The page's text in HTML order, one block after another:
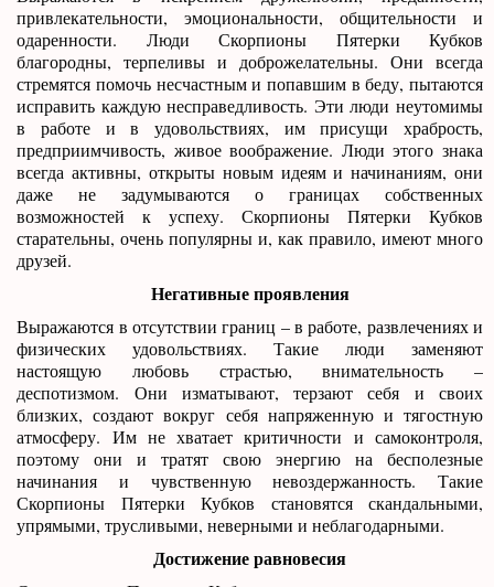
привлекательности, эмоциональности, общительности и
одаренности. Люди Скорпионы Пятерки Кубков
благородны, терпеливы и доброжелательны. Они всегда
стремятся помочь несчастным и попавшим в беду, пытаются
исправить каждую несправедливость. Эти люди неутомимы
в работе и в удовольствиях, им присущи храбрость,
предприимчивость, живое воображение. Люди этого знака
всегда активны, открыты новым идеям и начинаниям, они
даже не задумываются о границах собственных
возможностей к успеху. Скорпионы Пятерки Кубков
старательны, очень популярны и, как правило, имеют много
друзей.
Негативные проявления
Выражаются в отсутствии границ – в работе, развлечениях и
физических удовольствиях. Такие люди заменяют
настоящую любовь страстью, внимательность –
деспотизмом. Они изматывают, терзают себя и своих
близких, создают вокруг себя напряженную и тягостную
атмосферу. Им не хватает критичности и самоконтроля,
поэтому они и тратят свою энергию на бесполезные
начинания и чувственную невоздержанность. Такие
Скорпионы Пятерки Кубков становятся скандальными,
упрямыми, трусливыми, неверными и неблагодарными.
Достижение равновесия